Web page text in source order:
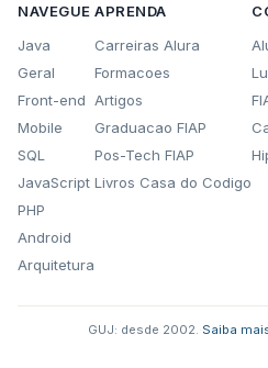
NAVEGUE
Java
Geral
Front-end
Mobile
SQL
JavaScript
PHP
Android
Arquitetura
APRENDA
Carreiras Alura
Formacoes
Artigos
Graduacao FIAP
Pos-Tech FIAP
Livros Casa do Codigo
GUJ: desde 2002. Saiba